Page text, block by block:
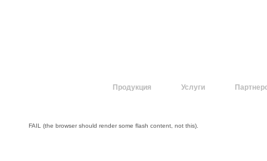
Продукция Услуги
FAIL (the browser should render some flash content, not this).